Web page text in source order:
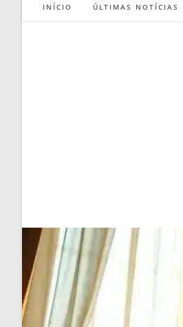
INÍCIO ÚLTIMAS NOTÍCIAS